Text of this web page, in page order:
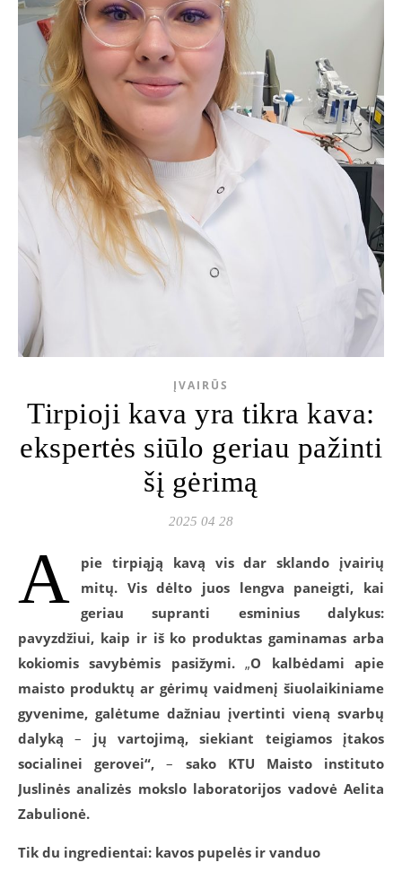
ĮVAIRŪS
Tirpioji kava yra tikra kava:
ekspertės siūlo geriau pažinti
šį gėrimą
2025 04 28
A
pie tirpiąją kavą vis dar sklando įvairių
mitų. Vis dėlto juos lengva paneigti, kai
geriau supranti esminius dalykus:
pavyzdžiui, kaip ir iš ko produktas gaminamas arba
kokiomis savybėmis pasižymi.„O kalbėdami apie
maisto produktų ar gėrimų vaidmenį šiuolaikiniame
gyvenime, galėtume dažniau įvertinti vieną svarbų
dalyką– jų vartojimą, siekiant teigiamos įtakos
socialinei gerovei“, – sako KTU Maisto instituto
Juslinės analizės mokslo laboratorijos vadovė Aelita
Zabulionė.
Tik du ingredientai: kavos pupelės ir vanduo